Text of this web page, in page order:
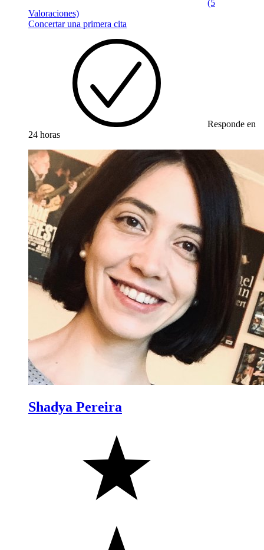
(5
Valoraciones)
Concertar una primera cita
Responde en
24 horas
Shadya Pereira